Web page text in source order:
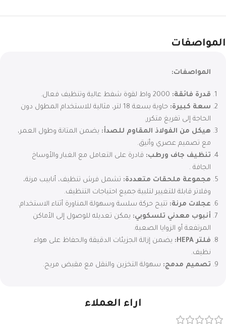
المواصفات
المواصفات:
قدرة فائقة:
سعة كبيرة:
حاوية بسعة 18 لتر، مثالية للاستخدام المطول دون
الحاجة إلى تفريغ متكرر.
هيكل من الفولاذ المقاوم للصدأ: يضمن المتانة وطول العمر،
مع تصميم عصري وأنيق.
تنظيف جاف ورطب: قادرة على التعامل مع الغبار والأوساخ
الجافة .
مجموعة ملحقات متعددة: تشمل فرش تنظيف، أنابيب مرنة،
وفلاتر قابلة للتغيير لتلبية جميع احتياجات التنظيف.
عجلات مرنة: تتيح حركة سلسة وسهولة المناورة أثناء الاستخدام.
أنبوب معدني تلسكوبي: يمكن تعديله للوصول إلى الأماكن
المرتفعة أو الزوايا الصعبة.
فلتر HEPA:
يضمن إزالة الجزيئات الدقيقة والحفاظ على هواء
نظيف.
تصميم مدمج: سهولة التخزين والنقل مع مقبض مريح.
اراء العملاء